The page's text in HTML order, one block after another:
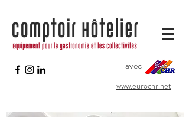
avec
www.eurochr.net